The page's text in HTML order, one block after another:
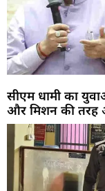
सीएम धामी का
और मिशन की तरह